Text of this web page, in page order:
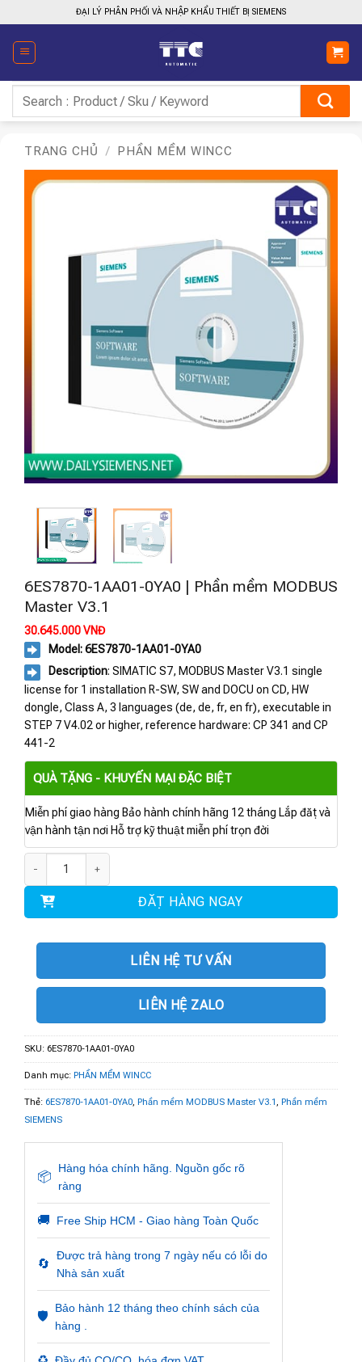
qua
nội
dung
ĐẠI LÝ PHÂN PHỐI VÀ NHẬP KHẨU THIẾT BỊ SIEMENS
kiếm:
TRANG CHỦ / PHẦN MỀM WINCC
6ES7870-1AA01-0YA0 | Phần mềm MODBUS
Master V3.1
30.645.000VNĐ
Model: 6ES7870-1AA01-0YA0
Description: SIMATIC S7, MODBUS Master V3.1 single
license for 1 installation R-SW, SW and DOCU on CD, HW
dongle, Class A, 3 languages (de, de, fr, en fr), executable in
STEP 7 V4.02 or higher, reference hardware: CP 341 and CP
441-2
QUÀ TẶNG - KHUYẾN MẠI ĐẶC BIỆT
Miễn phí giao hàng Bảo hành chính hãng 12 tháng Lắp đặt và
vận hành tận nơi Hỗ trợ kỹ thuật miễn phí trọn đời
ĐẶT HÀNG NGAY
LIÊN HỆ TƯ VẤN
LIÊN HỆ ZALO
SKU: 6ES7870-1AA01-0YA0
Danh mục: PHẦN MỀM WINCC
Thẻ: 6ES7870-1AA01-0YA0, Phần mềm MODBUS Master V3.1, Phần mềm
SIEMENS
📦
Hàng hóa chính hãng. Nguồn gốc rõ
ràng
🚚 Free Ship HCM - Giao hàng Toàn Quốc
🔄
Được trả hàng trong 7 ngày nếu có lỗi do
Nhà sản xuất
🛡️
Bảo hành 12 tháng theo chính sách của
hàng .